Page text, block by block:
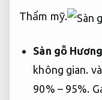
Thẩm mỹ.
Sàn gỗ Hương
không gian.
90% – 95%.